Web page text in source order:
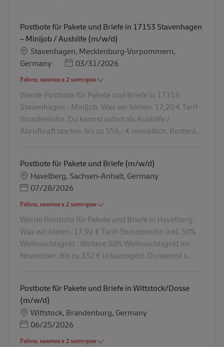
Postbote für Pakete und Briefe in 17153 Stavenhagen
– Minijob / Aushilfe (m/w/d)
Местоположение
Stavenhagen, Mecklenburg-Vorpommern,
Germany
Posted Date
03/31/2026
Работа, налична в 2 категории
Werde Postbote für Pakete und Briefe in 17153
Stavenhagen - Minijob. Was wir bieten. 17,20 € Tarif-
Stundenlohn. Du kannst sofort als Aushilfe /
Abrufkraft starten. bis zu 556,- € monatlich. Kostenl...
Postbote für Pakete und Briefe (m/w/d)
Местоположение
Havelberg, Sachsen-Anhalt, Germany
Posted Date
07/28/2026
Работа, налична в 2 категории
Werde Postbote für Pakete und Briefe in Havelberg.
Was wir bieten. 17,92 € Tarif-Stundenlohn inkl. 50%
Weihnachtsgeld . Weitere 50% Weihnachtsgeld im
November. Bis zu 332 € Urlaubsgeld. Du kannst s...
Postbote für Pakete und Briefe in Wittstock/Dosse
(m/w/d)
Местоположение
Wittstock, Brandenburg, Germany
Posted Date
06/25/2026
Работа, налична в 2 категории